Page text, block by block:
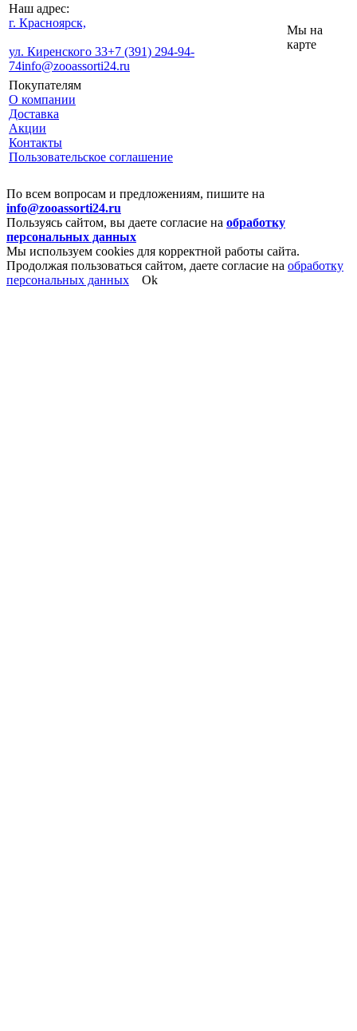
Наш адрес:
г. Красноярск,
ул. Киренского 33+7 (391) 294-94-
74info@zooassorti24.ru
Мы на
карте
Покупателям
О компании
Доставка
Акции
Контакты
Пользовательское соглашение
По всем вопросам и предложениям, пишите на
info@zooassorti24.ru
Пользуясь сайтом, вы даете согласие на обработку
персональных данных
Мы используем cookies для корректной работы сайта.
Продолжая пользоваться сайтом, даете согласие на обработку
персональных данных
Ok